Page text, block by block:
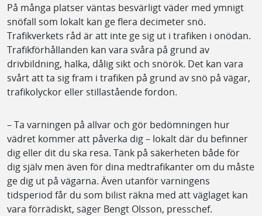
På många platser väntas besvärligt väder med ymnigt
snöfall som lokalt kan ge flera decimeter snö.
Trafikverkets råd är att inte ge sig ut i trafiken i onödan.
Trafikförhållanden kan vara svåra på grund av
drivbildning, halka, dålig sikt och snörök. Det kan vara
svårt att ta sig fram i trafiken på grund av snö på vägar,
trafikolyckor eller stillastående fordon.
– Ta varningen på allvar och gör bedömningen hur
vädret kommer att påverka dig – lokalt där du befinner
dig eller dit du ska resa. Tänk på säkerheten både för
dig själv men även för dina medtrafikanter om du måste
ge dig ut på vägarna. Även utanför varningens
tidsperiod får du som bilist räkna med att väglaget kan
vara förrädiskt, säger Bengt Olsson, presschef.